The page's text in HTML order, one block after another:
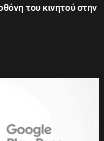
του κινητού στην